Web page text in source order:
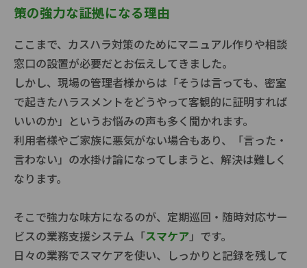
策の強力な証拠になる理由
ここまで、カスハラ対策のためにマニュアル作りや相談
窓口の設置が必要だとお伝えしてきました。
しかし、現場の管理者様からは「そうは言っても、密室
で起きたハラスメントをどうやって客観的に証明すれば
いいのか」というお悩みの声も多く聞かれます。
利用者様やご家族に悪気がない場合もあり、「言った・
言わない」の水掛け論になってしまうと、解決は難しく
なります。
そこで強力な味方になるのが、定期巡回・随時対応サー
ビスの業務支援システム「スマケア」です。
日々の業務でスマケアを使い、しっかりと記録を残して